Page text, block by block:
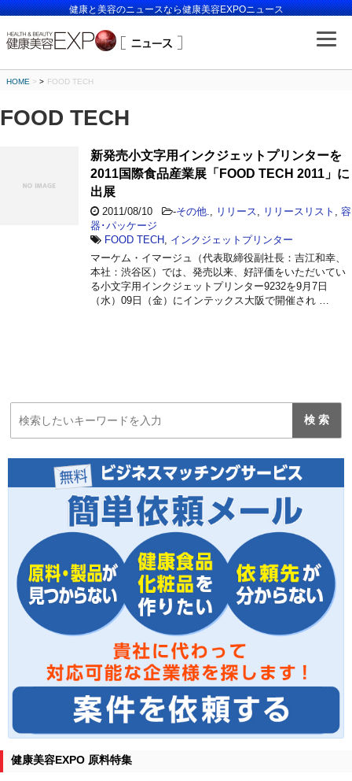
健康と美容のニュースなら健康美容EXPOニュース
HOME > FOOD TECH
FOOD TECH
新発売小文字用インクジェットプリンターを
2011国際食品産業展「FOOD TECH 2011」に
出展
2011/08/10 -その他. リリース リリースリスト
容
器･パッケージ
FOOD TECH
インクジェットプリンター
マーケム・イマージュ（代表取締役副社長：吉江和幸、
本社：渋谷区）では、発売以来、好評価をいただいてい
る小文字用インクジェットプリンター9232を9月7日
（水）09日（金）にインテックス大阪で開催され …
健康美容EXPO 原料特集